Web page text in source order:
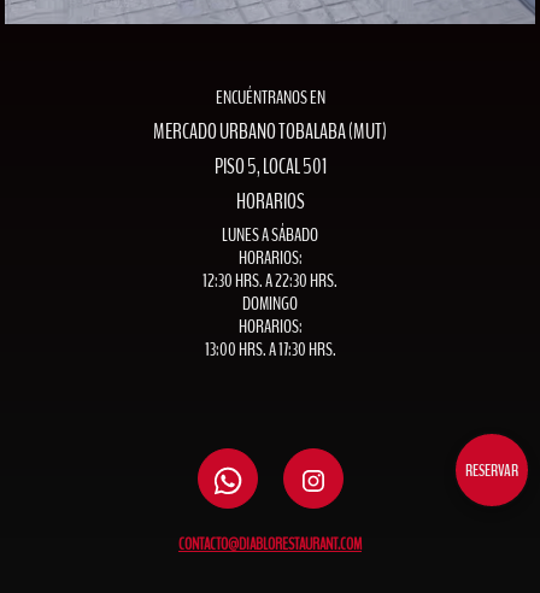
RESERVAR
ENCUÉNTRANOS EN
MERCADO URBANO TOBALABA (MUT)
PISO 5, LOCAL 501
HORARIOS
LUNES A SÁBADO
HORARIOS:
12:30 HRS. A 22:30 HRS.
DOMINGO
HORARIOS:
13:00 HRS. A 17:30 HRS.
CONTACTO@DIABLORESTAURANT.COM